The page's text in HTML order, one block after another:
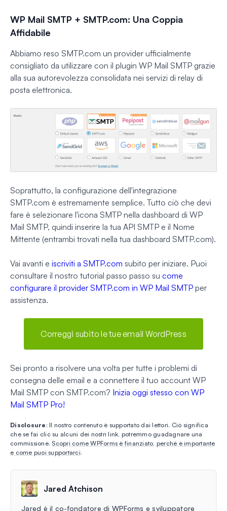
WP Mail SMTP + SMTP.com: Una Coppia
Affidabile
Abbiamo reso SMTP.com un provider ufficialmente
consigliato da utilizzare con il plugin WP Mail SMTP grazie
alla sua autorevolezza consolidata nei servizi di relay di
posta elettronica.
Soprattutto, la configurazione dell'integrazione
SMTP.com è estremamente semplice. Tutto ciò che devi
fare è selezionare l'icona SMTP nella dashboard di WP
Mail SMTP, quindi inserire la tua API SMTP e il Nome
Mittente (entrambi trovati nella tua dashboard SMTP.com).
Vai avanti e iscriviti a SMTP.com subito per iniziare. Puoi
consultare il nostro tutorial passo passo su come
configurare il provider SMTP.com in WP Mail SMTP per
assistenza.
Correggi subito le tue email WordPress
Sei pronto a risolvere una volta per tutte i problemi di
consegna delle email e a connettere il tuo account WP
Mail SMTP con SMTP.com? Inizia oggi stesso con WP
Mail SMTP Pro!
Disclosure : Il nostro contenuto è supportato dai lettori. Ciò significa
che se fai clic su alcuni dei nostri link, potremmo guadagnare una
commissione.Scopri come WPForms è finanziato, perché è importante
e come puoi supportarci.
Jared Atchison
Jared è il co-fondatore di WPForms e sviluppatore